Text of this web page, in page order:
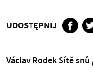
UDOSTĘPNIJ
Václav Rodek Sítě snů